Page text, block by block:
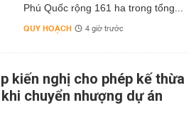
Phú Quốc rộng 161 ha trong tổng...
QUY HOẠCH 4 giờ trước
kiến nghị cho phép kế thừa
chuyển nhượng dự án